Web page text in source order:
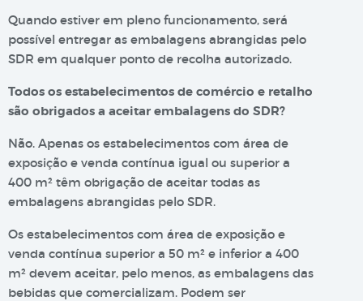
Quando estiver em pleno funcionamento, será
possível entregar as embalagens abrangidas pelo
SDR em qualquer ponto de recolha autorizado.
Todos os estabelecimentos de comércio e retalho
são obrigados a aceitar embalagens do SDR?
Não. Apenas os estabelecimentos com área de
exposição e venda contínua igual ou superior a
400 m² têm obrigação de aceitar todas as
embalagens abrangidas pelo SDR.
Os estabelecimentos com área de exposição e
venda contínua superior a 50 m² e inferior a 400
m² devem aceitar, pelo menos, as embalagens das
bebidas que comercializam. Podem ser